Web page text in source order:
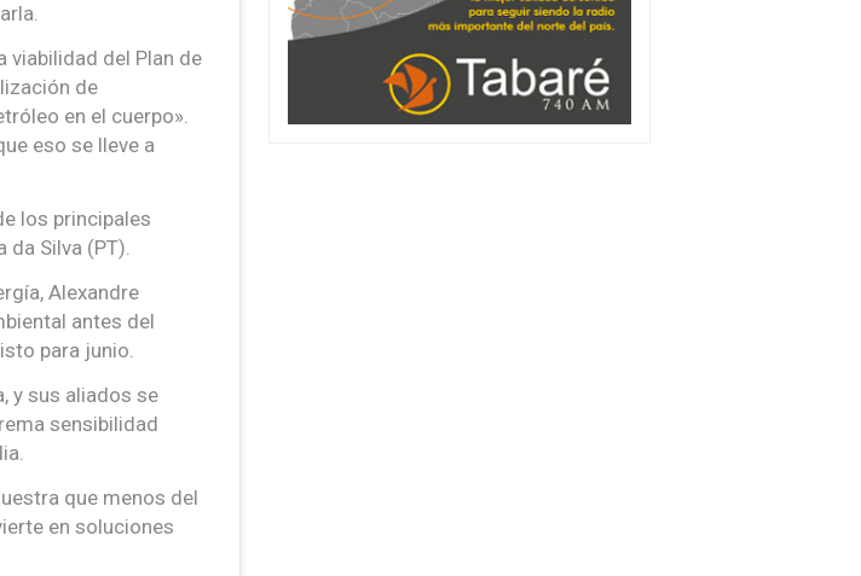
viabilidad del Plan de
de
en el cuerpo».
eso se lleve a
los principales
Silva (PT).
Alexandre
antes del
para junio.
y sus aliados se
sensibilidad
que menos del
en soluciones